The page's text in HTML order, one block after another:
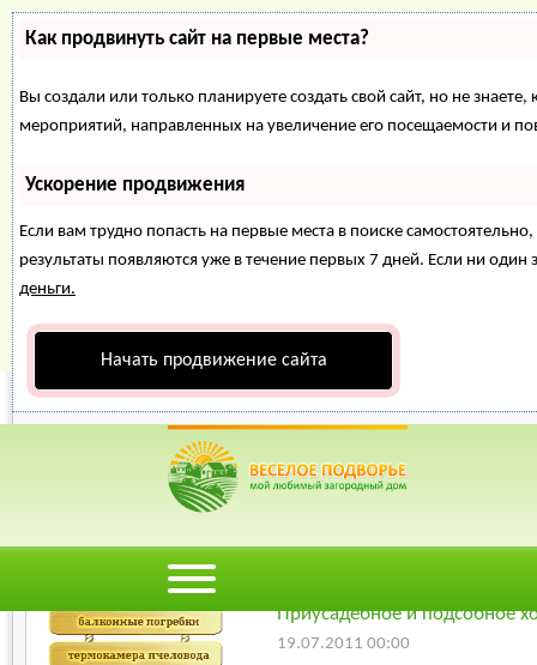
Как продвинуть сайт на первые места?
Вы создали или только планируете создать свой сайт, но не
мероприятий, направленных на увеличение его посещаемости и
Ускорение продвижения
Если вам трудно попасть на первые места в поиске
результаты появляются уже в течение первых 7 дней. Если ни один
деньги.
Начать продвижение сайта
Энциклопедия
Погреб в гараже
Худший
Лучший
Приусадебное и подсобное
19.07.2011 00:00